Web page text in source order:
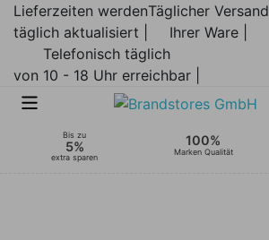
Lieferzeiten werden
täglich aktualisiert |
Täglicher Versand
Ihrer Ware |
Telefonisch täglich
von 10 - 18 Uhr erreichbar |
Bis zu
5%
extra sparen
100%
Marken Qualität